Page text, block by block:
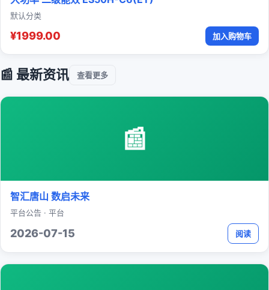
默认分类
¥1999.00 加入购物车
📰 最新资讯 查看更多
📰
智汇唐山 数启未来
平台公告 · 平台
2026-07-15 阅读